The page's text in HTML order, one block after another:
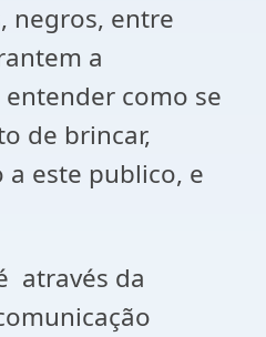
negros, entre
a
como se
de brincar,
este publico, e
através da